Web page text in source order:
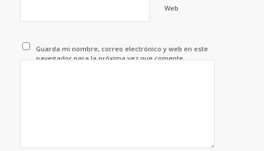
Web
Guarda mi nombre, correo electrónico y web en este
navegador para la próxima vez que comente.